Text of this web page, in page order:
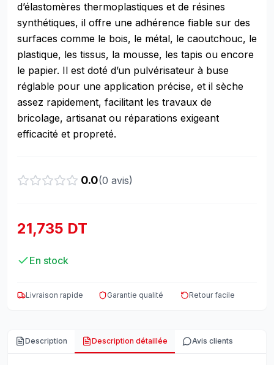
d’élastomères thermoplastiques et de résines
synthétiques, il offre une adhérence fiable sur des
surfaces comme le bois, le métal, le caoutchouc, le
plastique, les tissus, la mousse, les tapis ou encore
le papier. Il est doté d’un pulvérisateur à buse
réglable pour une application précise, et il sèche
assez rapidement, facilitant les travaux de
bricolage, artisanat ou réparations exigeant
efficacité et propreté.
0.0(0 avis)
21,735 DT
En stock
Livraison rapide Garantie qualité Retour facile
Description Description détaillée Avis clients